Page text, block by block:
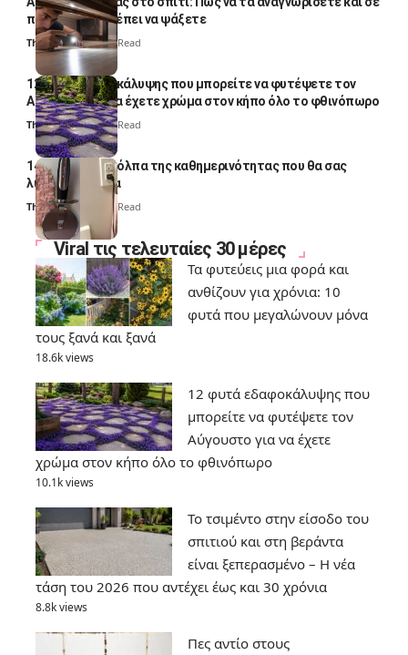
ποια σημεία πρέπει να ψάξετε
Thali Ombre4 Min Read
12 φυτά εδαφοκάλυψης που μπορείτε να φυτέψετε τον
Αύγουστο για να έχετε χρώμα στον κήπο όλο το φθινόπωρο
Thali Ombre7 Min Read
14 πανέξυπνα κόλπα της καθημερινότητας που θα σας
λύσουν τα χέρια
Thali Ombre 6 Min Read
Viral τις τελευταίες 30 μέρες
Τα φυτεύεις μια φορά και
ανθίζουν για χρόνια: 10
φυτά που μεγαλώνουν μόνα
τους ξανά και ξανά
18.6k views
12 φυτά εδαφοκάλυψης που
μπορείτε να φυτέψετε τον
Αύγουστο για να έχετε
χρώμα στον κήπο όλο το φθινόπωρο
10.1k views
Το τσιμέντο στην είσοδο του
σπιτιού και στη βεράντα
είναι ξεπερασμένο – Η νέα
τάση του 2026 που αντέχει έως και 30 χρόνια
8.8k views
Πες αντίο στους